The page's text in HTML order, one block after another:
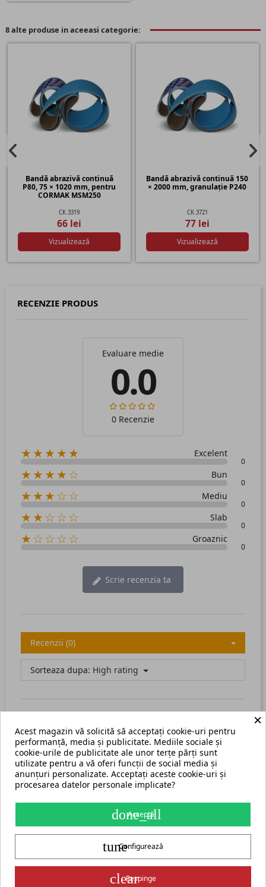
8 alte produse in aceeasi categorie:
Bandă abrazivă continuă
P80, 75 × 1020 mm, pentru
CORMAK MSM250
CK.3319
66 lei
Vizualizează
Bandă abrazivă continuă 150
× 2000 mm, granulație P240
CK.3721
77 lei
Vizualizează
RECENZIE PRODUS
Evaluare medie
0.0
0 Recenzie
★★★★★ Excelent
0
★★★★☆ Bun
0
★★★☆☆ Mediu
0
★★☆☆☆ Slab
0
★☆☆☆☆ Groaznic
0
Scrie recenzia ta
Recenzii (0)
Sorteaza dupa: High rating
There are no available reviews.Scrie recenzia ta.
Termeni și condiții Harta site
S.C. ECHIPAMENTE ROMANIA s.r.l.
str. Grigore Ghica Voda nr. 3, Iași, cod postal 700503
contact@cormak.ro
+40 775 333 666
Partener oficial exclusiv al producătorului CORMAK Jerzy Zalewski
pentru piața din România.
✆Contact
×
Acest magazin vă solicită să acceptați cookie-uri pentru
performanță, media și publicitate. Mediile sociale și
cookie-urile de publicitate ale unor terțe părți sunt
utilizate pentru a vă oferi funcții de social media și
anunțuri personalizate. Acceptați aceste cookie-uri și
procesarea datelor personale implicate?
done_all
Acceptă
tuneConfigurează
clearRespinge